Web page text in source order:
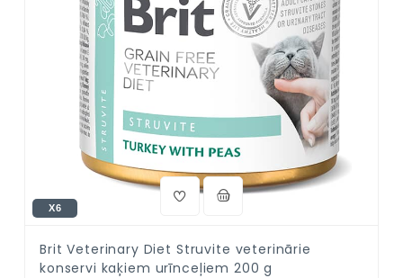
X6
Brit Veterinary Diet Struvite veterinārie
konservi kaķiem urīnceļiem 200 g